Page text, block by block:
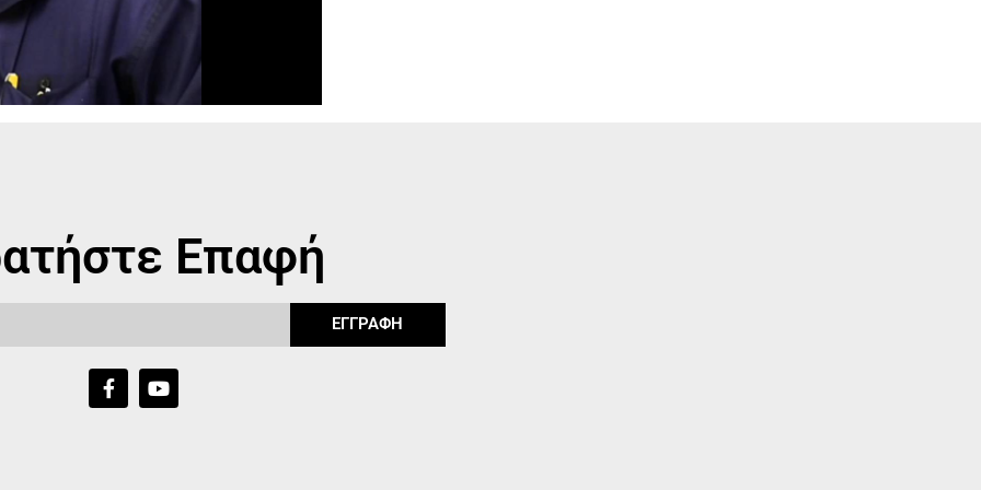
Επαφή
ΕΓΓΡΑΦΗ